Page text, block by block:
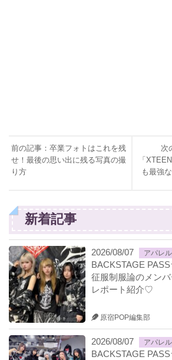
前の記事：卒業フォトはこれを残
せ！最後の思い出に残る写真の撮
り方
次
「
も最強
新着記事
2026/08/07 アパレル
BACKSTAGE
征服制服論のメン
レポート紹介♡
原宿POP編集部
2026/08/07 アパレル
BACKSTAGE